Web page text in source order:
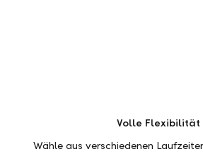
Volle Flexibilität
Wähle aus verschiedenen